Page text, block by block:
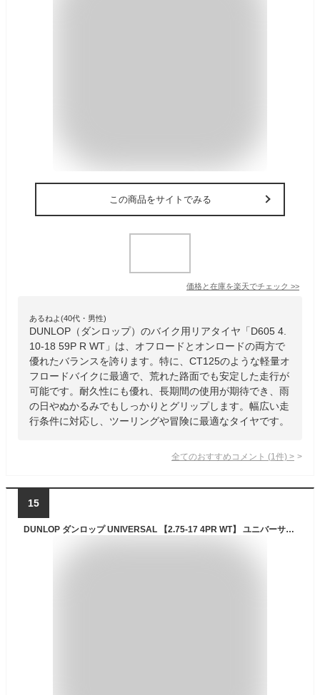
この商品をサイトでみる
価格と在庫を楽天でチェック >>
あるねよ(40代・男性)
DUNLOP（ダンロップ）のバイク用リアタイヤ「D605 4.
10-18 59P R WT」は、オフロードとオンロードの両方で
優れたバランスを誇ります。特に、CT125のような軽量オ
フロードバイクに最適で、荒れた路面でも安定した走行が
可能です。耐久性にも優れ、長期間の使用が期待でき、雨
の日やぬかるみでもしっかりとグリップします。幅広い走
行条件に対応し、ツーリングや冒険に最適なタイヤです。
全てのおすすめコメント (1 件) >
15
DUNLOP ダンロップ UNIVERSAL 【2.75-17 4PR WT】 ユニバーサル タイヤ ハンターカブCT110 NS50F CL50 クロスカブ110 HONDA ホンダ オンロードタイヤ・ツーリング/ストリート オンロードタイヤ